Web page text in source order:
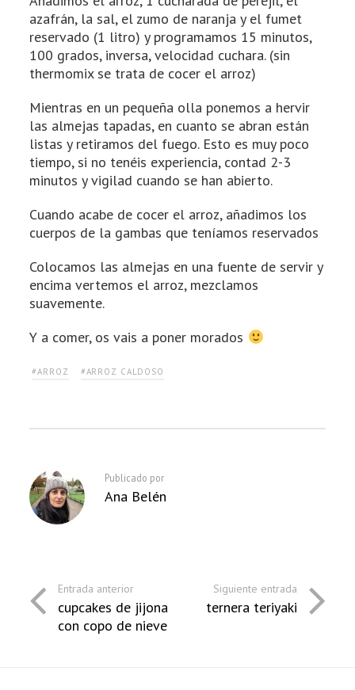
azafrán, la sal, el zumo de naranja y el fumet
reservado (1 litro) y programamos 15 minutos,
100 grados, inversa, velocidad cuchara. (sin
thermomix se trata de cocer el arroz)
Mientras en un pequeña olla ponemos a hervir
las almejas tapadas, en cuanto se abran están
listas y retiramos del fuego. Esto es muy poco
tiempo, si no tenéis experiencia, contad 2-3
minutos y vigilad cuando se han abierto.
Cuando acabe de cocer el arroz, añadimos los
cuerpos de la gambas que teníamos reservados
Colocamos las almejas en una fuente de servir y
encima vertemos el arroz, mezclamos
suavemente.
Y a comer, os vais a poner morados
#ARROZ #ARROZ CALDOSO
Publicado por
Ana Belén
Entrada anterior
cupcakes de jijona
con copo de nieve
Siguiente entrada
ternera teriyaki